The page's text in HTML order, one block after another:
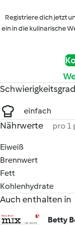
Registriere dich jetzt
ein in die kulinarische
Schwierigkeitsgrad
einfach
Nährwerte pro 1
Eiweiß
Brennwert
Fett
Kohlenhydrate
Auch enthalten in
Betty